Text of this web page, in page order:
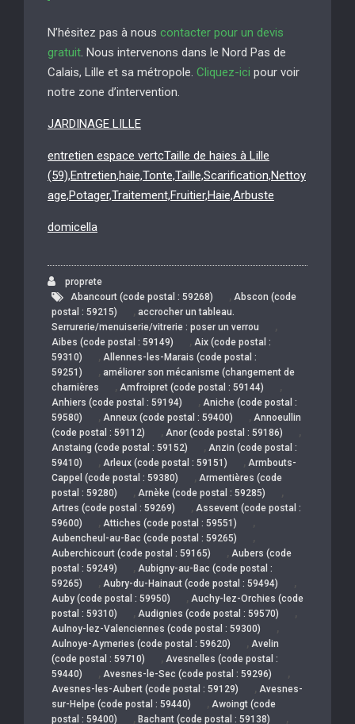
N’hésitez pas à nous contacter pour un devis
gratuit . Nous intervenons dans le Nord Pas de
Calais, Lille et sa métropole. Cliquez-ici pour voir
notre zone d’intervention.
JARDINAGE LILLE
entretien espace vertcTaille de haies à Lille
(59),Entretien,haie,Tonte,Taille,Scarification,Nettoy
age,Potager,Traitement,Fruitier,Haie,Arbuste
domicella
proprete
Abancourt (code postal : 59268)
, Abscon (code
postal : 59215)
, accrocher un tableau.
Serrurerie/menuiserie/vitrerie : poser un verrou
,
Aibes (code postal : 59149) , Aix (code postal :
59310)
, Allennes-les-Marais (code postal :
59251)
, améliorer son mécanisme (changement de
charnières
, Amfroipret (code postal : 59144) ,
Anhiers (code postal : 59194) , Aniche (code postal :
59580)
, Anneux (code postal : 59400) , Annoeullin
(code postal : 59112)
, Anor (code postal : 59186) ,
Anstaing (code postal : 59152) , Anzin (code postal :
59410)
, Arleux (code postal : 59151) , Armbouts-
Cappel (code postal : 59380)
, Armentières (code
postal : 59280)
, Arnèke (code postal : 59285) ,
Artres (code postal : 59269) , Assevent (code postal :
59600)
, Attiches (code postal : 59551) ,
Aubencheul-au-Bac (code postal : 59265) ,
Auberchicourt (code postal : 59165) , Aubers (code
postal : 59249)
, Aubigny-au-Bac (code postal :
59265)
, Aubry-du-Hainaut (code postal : 59494) ,
Auby (code postal : 59950) , Auchy-lez-Orchies (code
postal : 59310)
, Audignies (code postal : 59570) ,
Aulnoy-lez-Valenciennes (code postal : 59300) ,
Aulnoye-Aymeries (code postal : 59620) , Avelin
(code postal : 59710)
, Avesnelles (code postal :
59440)
, Avesnes-le-Sec (code postal : 59296) ,
Avesnes-les-Aubert (code postal : 59129) , Avesnes-
sur-Helpe (code postal : 59440)
, Awoingt (code
postal : 59400)
, Bachant (code postal : 59138) ,